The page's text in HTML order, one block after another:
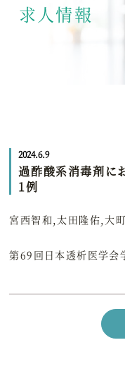
求人情報
2024.6.9
過酢酸系消毒剤に
1例
宮西智和,太田隆佑,大
第69回日本透析医学